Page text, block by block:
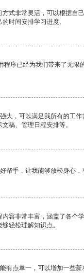
方式非常灵活，可以根据自
时间安排学习进度。
程序已经为我们带来了无限
大，可以满足我所有的工
稿、管理日程安排等。
帮手，让我能够放松身心，
内容非常丰富，涵盖了各个
轻松理解知识点。
有点单一，可以增加一些